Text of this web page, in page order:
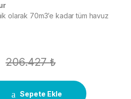
olarak 70m3’e kadar tüm havuz
206.427₺
Sepete Ekle